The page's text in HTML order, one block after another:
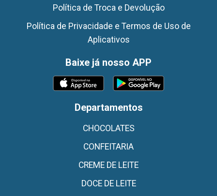
Política de Troca e Devolução
Política de Privacidade e Termos de Uso de
Aplicativos
Baixe já nosso APP
Departamentos
CHOCOLATES
CONFEITARIA
CREME DE LEITE
DOCE DE LEITE